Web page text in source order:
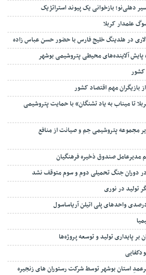
دهلی‌نو؛ بازخوانی یک پیوند استراتژیک
علمدار کربلا
در هلدینگ خلیج فارس با حضور حسن عباس زاده
پایش آلاینده‌های محیطی پتروشیمی بوشهر
بازیگران مهم اقتصاد کشور
تا میناب به یاد تشنگان» با حمایت پتروشیمی
مجموعه پتروشیمی جم و صیانت از منافع
مدیرعامل صندوق ذخیره فرهنگیان
دوران جنگ تحمیلی دوم و سوم متوقف نشد
تولید در نوری
پایداری تولید و توسعه پروژه‌ها
غیرعمدِ استان بوشهر توسط شرکت رستوران های زنجیره